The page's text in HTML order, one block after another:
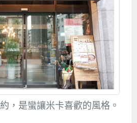
，是蠻讓米卡喜歡的風格。